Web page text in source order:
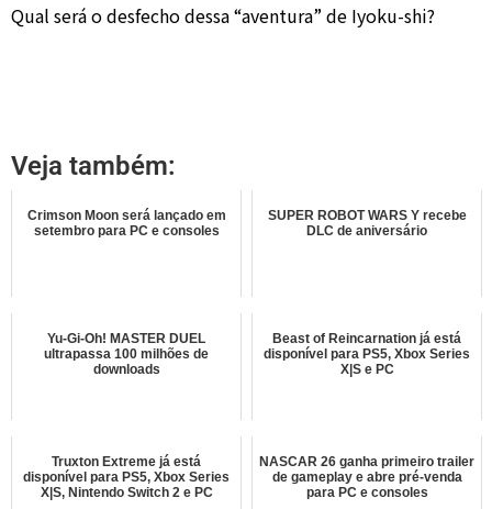
Qual será o desfecho dessa “aventura” de Iyoku-shi?
Veja também:
Crimson Moon será lançado em
setembro para PC e consoles
SUPER ROBOT WARS Y recebe
DLC de aniversário
Yu-Gi-Oh! MASTER DUEL
ultrapassa 100 milhões de
downloads
Beast of Reincarnation já está
disponível para PS5, Xbox Series
X|S e PC
Truxton Extreme já está
disponível para PS5, Xbox Series
X|S, Nintendo Switch 2 e PC
NASCAR 26 ganha primeiro trailer
de gameplay e abre pré-venda
para PC e consoles